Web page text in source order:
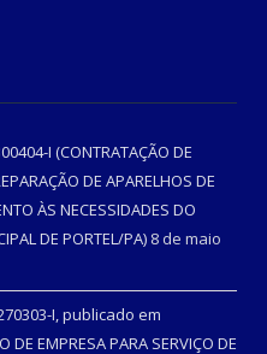
I (CONTRATAÇÃO DE
DE APARELHOS DE
ÀS NECESSIDADES DO
DE PORTEL/PA) 8 de maio
I, publicado em
EMPRESA PARA SERVIÇO DE